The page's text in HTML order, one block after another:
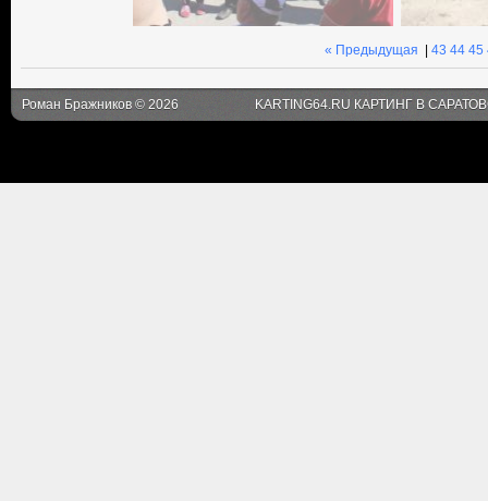
« Предыдущая 43 44 45
Роман Бражников © 2026 KARTING64.RU КАРТИНГ В